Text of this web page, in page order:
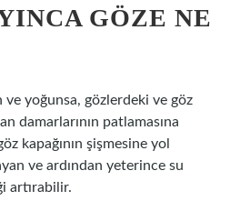
GÖZE NE
yoğunsa, gözlerdeki ve göz
damarlarının patlamasına
kapağının şişmesine yol
ve ardından yeterince su
artırabilir.